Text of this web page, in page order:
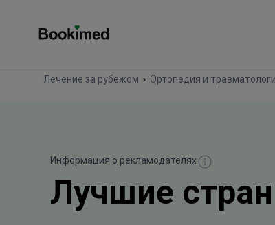
Лечение за рубежом Ортопедия и
Информация о рекламодателях
Лучшие